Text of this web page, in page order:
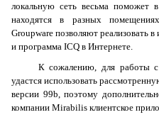
локальную сеть весьма поможет
находятся в разных
Groupware позволяют реализовать
и программа ICQ в Интернете.
К сожалению, для работы
удастся использовать
версии 99b, поэтому
компании Mirabilis клиентское